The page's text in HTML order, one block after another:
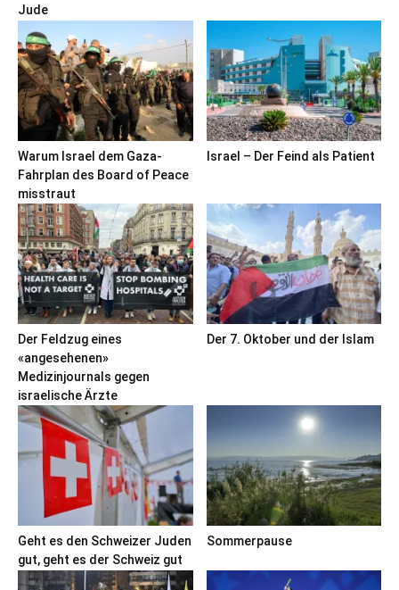
Jude
Warum Israel dem Gaza-
Fahrplan des Board of Peace
misstraut
Israel – Der Feind als Patient
Der Feldzug eines
«angesehenen»
Medizinjournals gegen
israelische Ärzte
Der 7. Oktober und der Islam
Geht es den Schweizer Juden
gut, geht es der Schweiz gut
Sommerpause